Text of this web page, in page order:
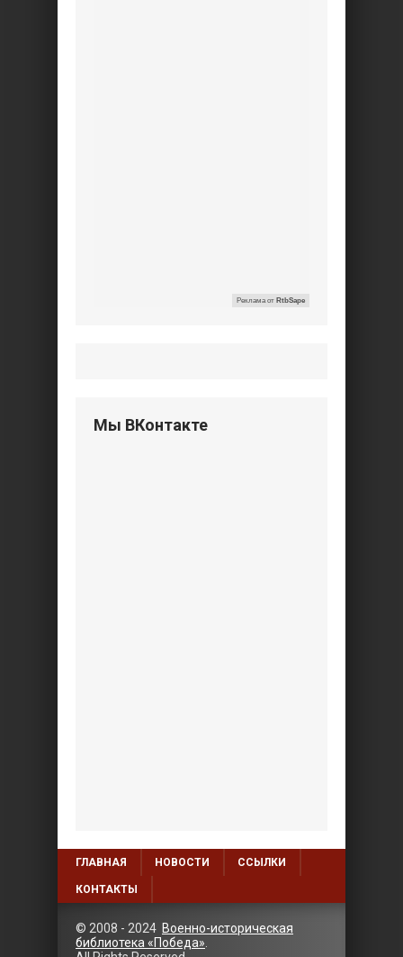
Реклама от RtbSape
Мы ВКонтакте
ГЛАВНАЯ НОВОСТИ ССЫЛКИ
КОНТАКТЫ
© 2008 - 2024 Военно-историческая
библиотека «Победа»